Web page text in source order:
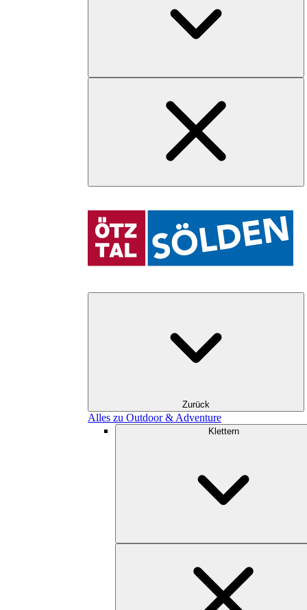
Zurück
Alles zu Outdoor & Adventure
Klettern